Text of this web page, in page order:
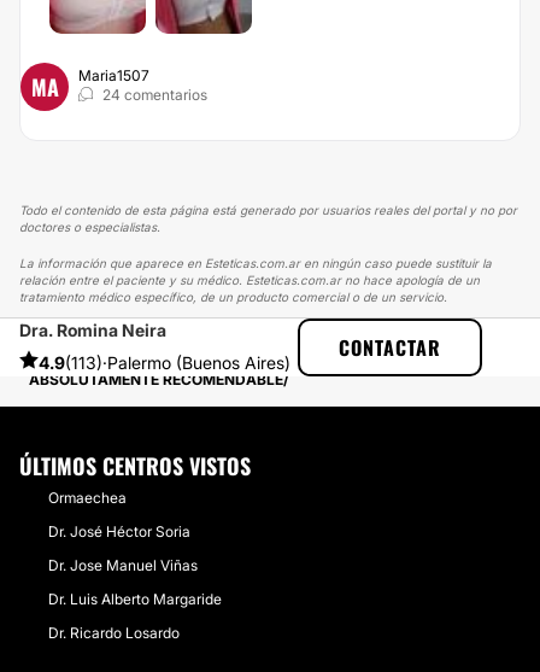
MA
Maria1507
24 comentarios
Todo el contenido de esta página está generado por usuarios reales del portal y no por
doctores o especialistas.
La información que aparece en Esteticas.com.ar en ningún caso puede sustituir la
relación entre el paciente y su médico. Esteticas.com.ar no hace apología de un
tratamiento médico específico, de un producto comercial o de un servicio.
Dra. Romina Neira
4.9(113)·Palermo (Buenos Aires)
CONTACTAR
ESTETICAS
EXPERIENCIAS
EXPERIENCIAS SOBRE RINOMODELACIÓN
ABSOLUTAMENTE RECOMENDABLE
ÚLTIMOS CENTROS VISTOS
Ormaechea
Dr. José Héctor Soria
Dr. Jose Manuel Viñas
Dr. Luis Alberto Margaride
Dr. Ricardo Losardo